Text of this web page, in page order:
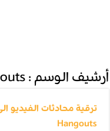
أرشيف الوسم :
Hangouts